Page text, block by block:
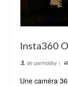
Insta360
depanhobby |
Une caméra